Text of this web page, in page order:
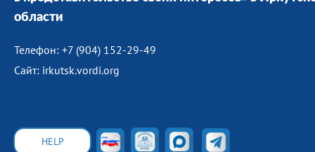
области
Телефон: +7 (904) 152-29-49
Сайт: irkutsk.vordi.org
HELP